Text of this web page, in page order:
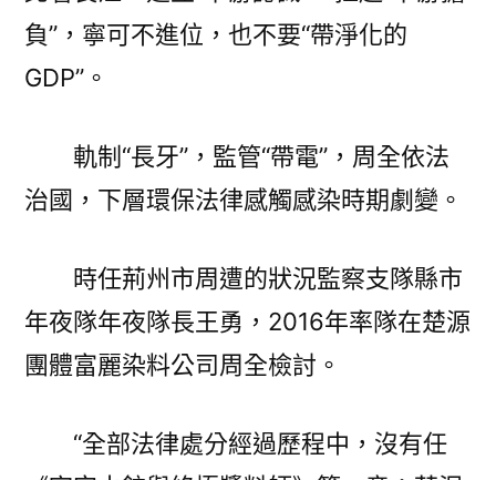
負”，寧可不進位，也不要“帶淨化的
GDP”。
軌制“長牙”，監管“帶電”，周全依法
治國，下層環保法律感觸感染時期劇變。
時任荊州市周遭的狀況監察支隊縣市
年夜隊年夜隊長王勇，2016年率隊在楚源
團體富麗染料公司周全檢討。
“全部法律處分經過歷程中，沒有任